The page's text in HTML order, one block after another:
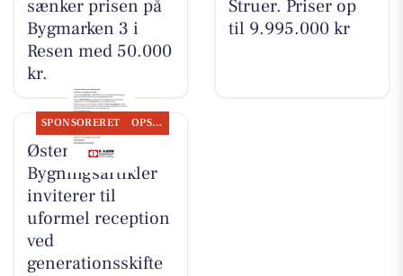
sænker prisen på
Bygmarken 3 i
Resen med 50.000
kr.
Struer. Priser op
til 9.995.000 kr
SPONSORERET OPSLAGSTAVLEN
Øster Hjerm
Bygningsartikler
inviterer til
uformel reception
ved
generationsskifte